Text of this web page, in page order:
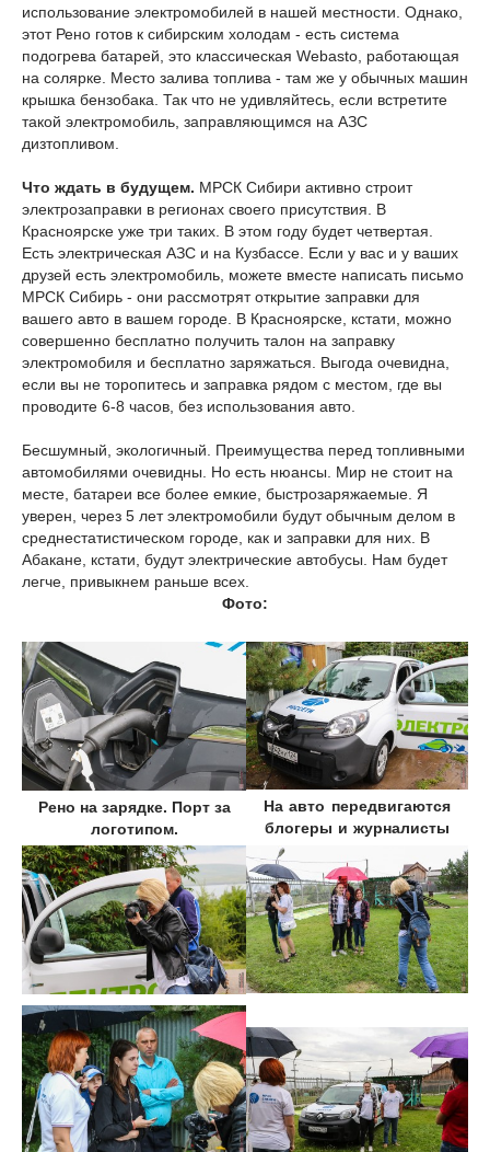
использование электромобилей в нашей местности. Однако,
этот Рено готов к сибирским холодам - есть система
подогрева батарей, это классическая Webasto, работающая
на солярке. Место залива топлива - там же у обычных машин
крышка бензобака. Так что не удивляйтесь, если встретите
такой электромобиль, заправляющимся на АЗС
дизтопливом.
Что ждать в будущем. МРСК Сибири активно строит
электрозаправки в регионах своего присутствия. В
Красноярске уже три таких. В этом году будет четвертая.
Есть электрическая АЗС и на Кузбассе. Если у вас и у ваших
друзей есть электромобиль, можете вместе написать письмо
МРСК Сибирь - они рассмотрят открытие заправки для
вашего авто в вашем городе. В Красноярске, кстати, можно
совершенно бесплатно получить талон на заправку
электромобиля и бесплатно заряжаться. Выгода очевидна,
если вы не торопитесь и заправка рядом с местом, где вы
проводите 6-8 часов, без использования авто.
Бесшумный, экологичный. Преимущества перед топливными
автомобилями очевидны. Но есть нюансы. Мир не стоит на
месте, батареи все более емкие, быстрозаряжаемые. Я
уверен, через 5 лет электромобили будут обычным делом в
среднестатистическом городе, как и заправки для них. В
Абакане, кстати, будут электрические автобусы. Нам будет
легче, привыкнем раньше всех.
Фото:
Рено на зарядке. Порт за
логотипом.
На авто передвигаются
блогеры и журналисты